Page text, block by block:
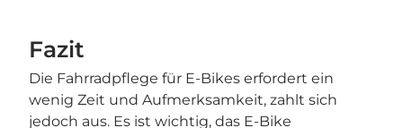
Fazit
Die Fahrradpflege für E-Bikes erfordert ein
wenig Zeit und Aufmerksamkeit, zahlt sich
jedoch aus. Es ist wichtig, das E-Bike